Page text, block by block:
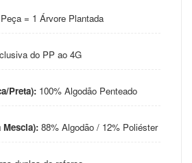
= 1 Árvore Plantada
do PP ao 4G
Preta): 100% Algodão Penteado
88% Algodão / 12% Poliéster